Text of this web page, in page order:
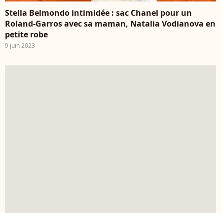
Stella Belmondo intimidée : sac Chanel pour un
Roland-Garros avec sa maman, Natalia Vodianova en
petite robe
9 juin 2023